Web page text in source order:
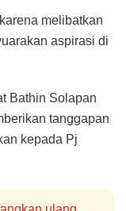
melibatkan
aspirasi di
Bathin Solapan
tanggapan
kepada Pj